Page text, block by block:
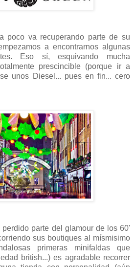
poco va recuperando parte de su
a encontrarnos algunas
Eso sí, esquivando mucha
prescincible (porque ir a
unos Diesel... pues en fin... cero
parte del glamour de los 60'
sus boutiques al mísmisimo
primeras minifaldas que
british...) es agradable recorrer